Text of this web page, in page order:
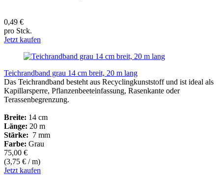
0,49 €
pro Stck.
Jetzt kaufen
Teichrandband grau 14 cm breit, 20 m lang
Das Teichrandband besteht aus Recyclingkunststoff und ist ideal als
Kapillarsperre, Pflanzenbeeteinfassung, Rasenkante oder
Terassenbegrenzung.
Breite: 14 cm
Länge: 20 m
Stärke: 7 mm
Farbe: Grau
75,00 €
(3,75 € / m)
Jetzt kaufen